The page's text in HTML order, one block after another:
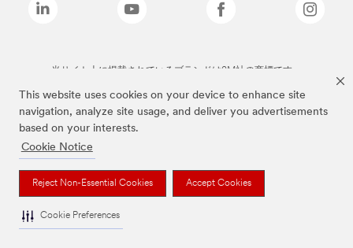
This website uses cookies on your device to enhance site
navigation, analyze site usage, and deliver you advertisements
based on your interests.
Cookie Notice
Reject Non-Essential Cookies Accept Cookies
Cookie Preferences
当サイト上に掲載されているブランドは3M社の商標です。